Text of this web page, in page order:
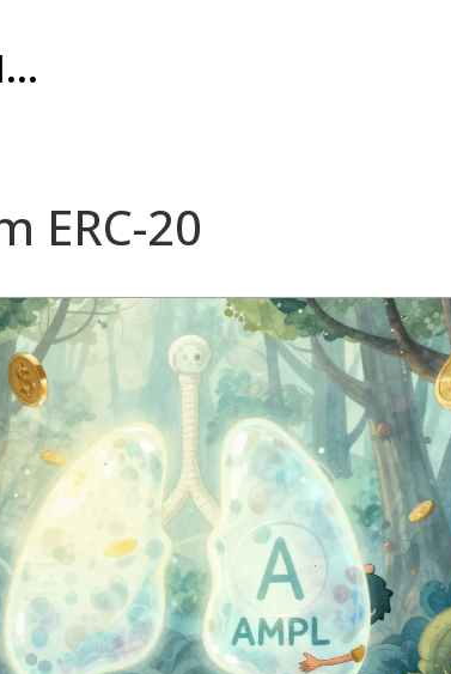
IAVG - INFORMATIONSARCHIV FÜR VIRTUELLE GELDER
ERC-20